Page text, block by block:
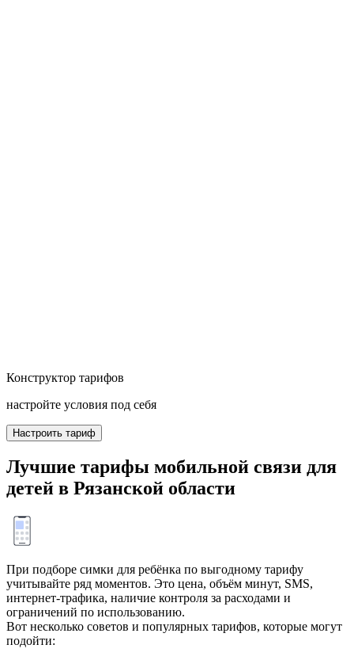
Конструктор тарифов
настройте условия под себя
Настроить тариф
Лучшие тарифы мобильной связи для
детей в Рязанской области
При подборе симки для ребёнка по выгодному тарифу
учитывайте ряд моментов. Это цена, объём минут, SMS,
интернет-трафика, наличие контроля за расходами и
ограничений по использованию.
Вот несколько советов и популярных тарифов, которые могут
подойти: